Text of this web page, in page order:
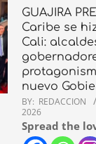
GUAJIRA
Caribe se
Cali:
nuevo
BY: REDACCION
2026
Spread the